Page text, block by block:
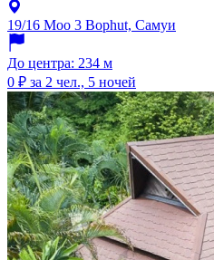
19/16 Moo 3 Bophut, Самуи
До центра: 234 м
0 ₽ за 2 чел., 5 ночей